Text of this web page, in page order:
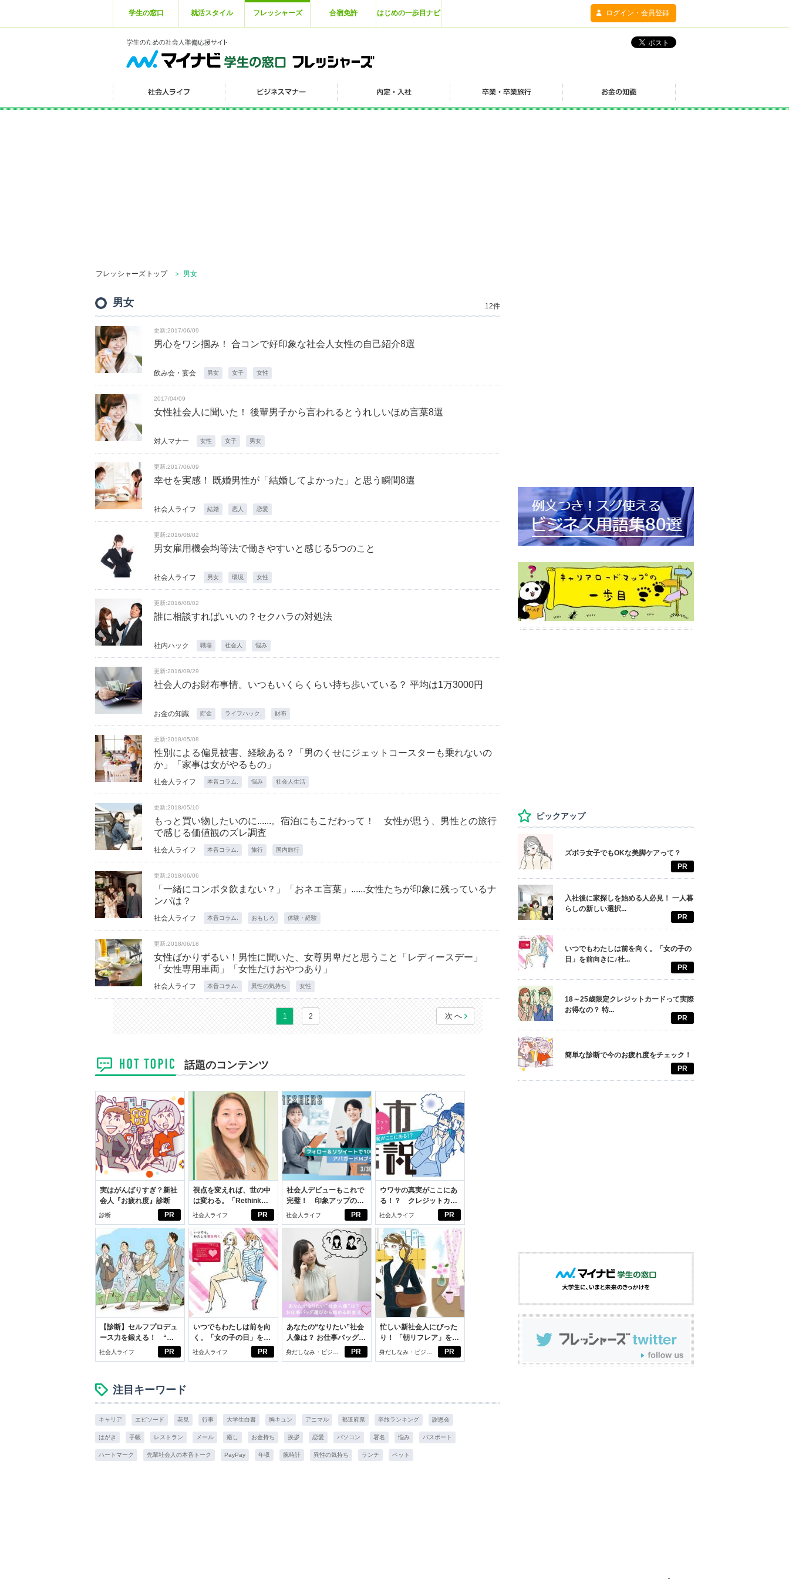
学生の窓口 就活スタイル フレッシャーズ 合宿免許 はじめの一歩目ナビ ログイン・会員登録
フレッシャーズトップ ＞ 男女
男女 12件
更新:2017/06/09
男心をワシ掴み！ 合コンで好印象な社会人女性の自己紹介8選
飲み会・宴会 男女 女子 女性
2017/04/09
女性社会人に聞いた！ 後輩男子から言われるとうれしいほめ言葉8選
対人マナー 女性 女子 男女
更新:2017/06/09
幸せを実感！ 既婚男性が「結婚してよかった」と思う瞬間8選
社会人ライフ 結婚 恋人 恋愛
更新:2016/08/02
男女雇用機会均等法で働きやすいと感じる5つのこと
社会人ライフ 男女 環境 女性
更新:2016/08/02
誰に相談すればいいの？セクハラの対処法
社内ハック 職場 社会人 悩み
更新:2016/09/29
社会人のお財布事情。いつもいくらくらい持ち歩いている？ 平均は1万3000円
お金の知識 貯金 ライフハック. 財布
更新:2018/05/08
性別による偏見被害、経験ある？「男のくせにジェットコースターも乗れないの
か」「家事は女がやるもの」
社会人ライフ 本音コラム. 悩み 社会人生活
更新:2018/05/10
もっと買い物したいのに......。宿泊にもこだわって！ 女性が思う、男性との旅行
で感じる価値観のズレ調査
社会人ライフ 本音コラム. 旅行 国内旅行
更新:2018/06/06
「一緒にコンポタ飲まない？」「おネエ言葉」......女性たちが印象に残っているナ
ンパは？
社会人ライフ 本音コラム. おもしろ 体験・経験
更新:2018/06/18
女性ばかりずるい！男性に聞いた、女尊男卑だと思うこと「レディースデー」
「女性専用車両」「女性だけおやつあり」
社会人ライフ 本音コラム. 異性の気持ち 女性
1 2 次へ
話題のコンテンツ
PR
実はがんばりすぎ？新社
会人『お疲れ度』診断
診断 PR
視点を変えれば、世の中
は変わる。「Rethink
PROJECT」がつたえた
社会人ライフ PR
社会人デビューもこれで
完璧！ 印象アップのセ
ルフプロデュース術
社会人ライフ PR
ウワサの真実がここにあ
る！？ クレジットカー
ドの都市伝説
社会人ライフ
PR
【診断】セルフプロデュ
ース力を鍛える！ “ジ
ブン観”診断
社会人ライフ PR
いつでもわたしは前を向
く。「女の子の日」を前
向きに♪社会人エリ・大
社会人ライフ PR
あなたの“なりたい”社会
人像は？ お仕事バッグ選
びから始める新生活
身だしなみ・ビジネ
スアイテム
PR
忙しい新社会人にぴった
り！ 「朝リフレア」をは
じめよう。しっかりニオ
イケアして24時間快適。
身だしなみ・ビジネ
スアイテム
注目キーワード
キャリア エピソード 花見 行事 大学生白書 胸キュン アニマル 都道府県 卒旅ランキング 謝恩会
はがき 手帳 レストラン メール 癒し お金持ち 挨拶 恋愛 パソコン 署名 悩み パスポート
ハートマーク 先輩社会人の本音トーク PayPay 年収 腕時計 異性の気持ち ランチ ペット
ピックアップ
ズボラ女子でもOKな美脚ケアって？
PR
入社後に家探しを始める人必見！ 一人暮
らしの新しい選択...
PR
いつでもわたしは前を向く。「女の子の
日」を前向きに♪社...
PR
18～25歳限定クレジットカードって実際
お得なの？ 特...
PR
簡単な診断で今のお疲れ度をチェック！
PR